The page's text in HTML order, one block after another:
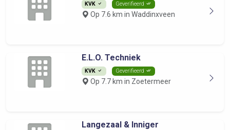
KVK Geverifieerd
Op 7.6 km in Waddinxveen
E.L.O. Techniek
KVK Geverifieerd
Op 7.7 km in Zoetermeer
Langezaal & Inniger